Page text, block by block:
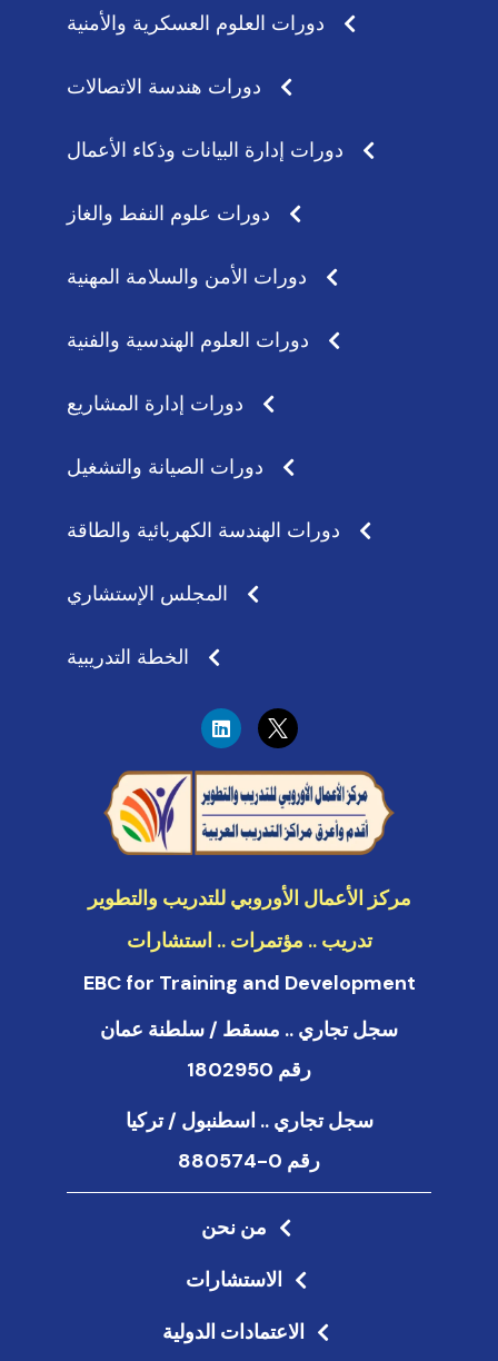
دورات العلوم العسكرية والأمنية
دورات هندسة الاتصالات
دورات إدارة البيانات وذكاء الأعمال
دورات علوم النفط والغاز
دورات الأمن والسلامة المهنية
دورات العلوم الهندسية والفنية
دورات إدارة المشاريع
دورات الصيانة والتشغيل
دورات الهندسة الكهربائية والطاقة
المجلس الإستشاري
الخطة التدريبية
L
i
n
k
e
d
i
n
مركز الأعمال الأوروبي للتدريب والتطوير
تدريب .. مؤتمرات .. استشارات
EBC for Training and Development
سجل تجاري .. مسقط / سلطنة عمان
رقم 1802950
سجل تجاري .. اسطنبول / تركيا
رقم 0-880574
من نحن
الاستشارات
الاعتمادات الدولية